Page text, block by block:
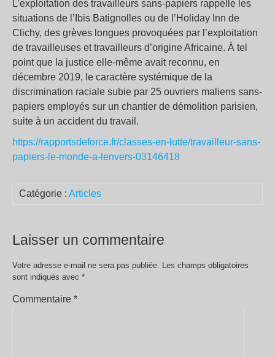
L’exploitation des travailleurs sans-papiers rappelle les
situations de l’Ibis Batignolles ou de l’Holiday Inn de
Clichy, des grèves longues provoquées par l’exploitation
de travailleuses et travailleurs d’origine Africaine. À tel
point que la justice elle-même avait reconnu, en
décembre 2019, le caractère systémique de la
discrimination raciale subie par 25 ouvriers maliens sans-
papiers employés sur un chantier de démolition parisien,
suite à un accident du travail.
https://rapportsdeforce.fr/classes-en-lutte/travailleur-sans-
papiers-le-monde-a-lenvers-03146418
Catégorie : Articles
Laisser un commentaire
Votre adresse e-mail ne sera pas publiée. Les champs obligatoires
sont indiqués avec *
Commentaire *